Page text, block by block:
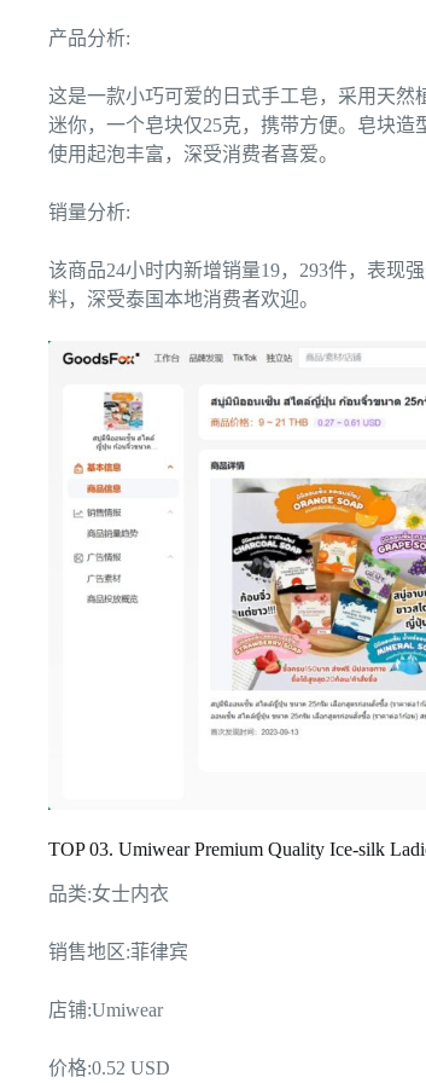
产品分析:
这是一款小巧可爱的日式手工皂，采用天
迷你，一个皂块仅25克，携带方便。皂块造
使用起泡丰富，深受消费者喜爱。
销量分析:
该商品24小时内新增销量19，293件，表现
料，深受泰国本地消费者欢迎。
TOP 03. Umiwear Premium Quality Ice-silk
品类:女士内衣
销售地区:菲律宾
店铺:Umiwear
价格:0.52 USD